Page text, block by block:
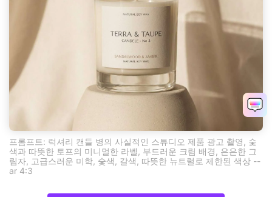
프롬프트: 럭셔리 캔들 병의 사실적인 스튜디오 제품 광고 촬영, 숯
색과 따뜻한 토프의 미니멀한 라벨, 부드러운 크림 배경, 은은한 그
림자, 고급스러운 미학, 숯색, 갈색, 따뜻한 뉴트럴로 제한된 색상 --
ar 4:3